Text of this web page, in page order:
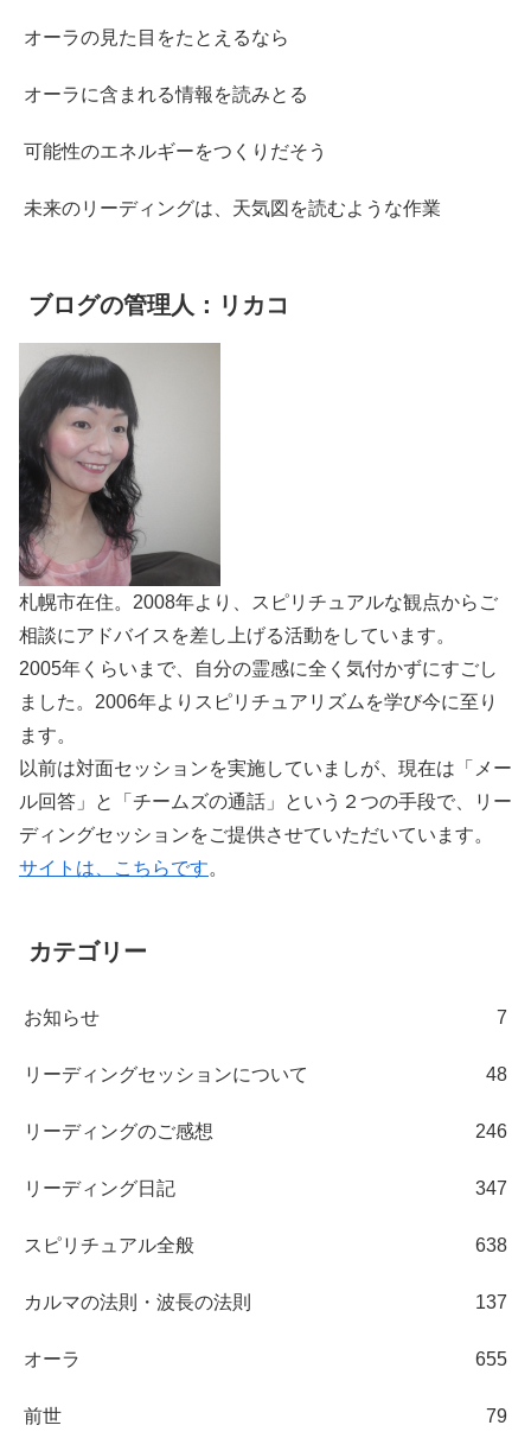
オーラの見た目をたとえるなら
オーラに含まれる情報を読みとる
可能性のエネルギーをつくりだそう
未来のリーディングは、天気図を読むような作業
ブログの管理人：リカコ
札幌市在住。2008年より、スピリチュアルな観点からご
相談にアドバイスを差し上げる活動をしています。
2005年くらいまで、自分の霊感に全く気付かずにすごし
ました。2006年よりスピリチュアリズムを学び今に至り
ます。
以前は対面セッションを実施していましが、現在は「メー
ル回答」と「チームズの通話」という２つの手段で、リー
ディングセッションをご提供させていただいています。
サイトは、こちらです。
カテゴリー
お知らせ 7
リーディングセッションについて 48
リーディングのご感想 246
リーディング日記 347
スピリチュアル全般 638
カルマの法則・波長の法則 137
オーラ 655
前世 79